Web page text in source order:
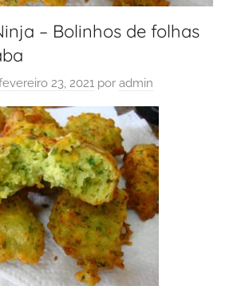
– Bolinhos de folhas
23, 2021 por admin